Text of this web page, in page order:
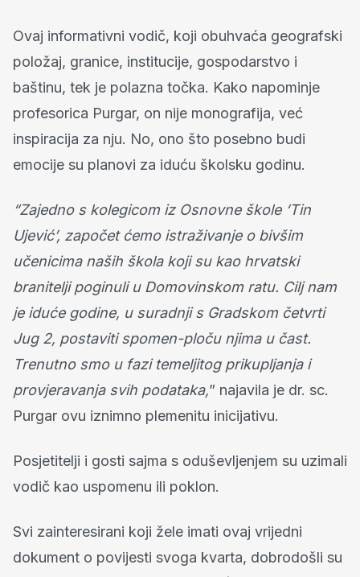
Ovaj informativni vodič, koji obuhvaća geografski
položaj, granice, institucije, gospodarstvo i
baštinu, tek je polazna točka. Kako napominje
profesorica Purgar, on nije monografija, već
inspiracija za nju. No, ono što posebno budi
emocije su planovi za iduću školsku godinu.
“Zajedno s kolegicom iz Osnovne škole ‘Tin
Ujević’, započet ćemo istraživanje o bivšim
učenicima naših škola koji su kao hrvatski
branitelji poginuli u Domovinskom ratu. Cilj nam
je iduće godine, u suradnji s Gradskom četvrti
Jug 2, postaviti spomen-ploču njima u čast.
Trenutno smo u fazi temeljitog prikupljanja i
provjeravanja svih podataka,” najavila je dr. sc.
Purgar ovu iznimno plemenitu inicijativu.
Posjetitelji i gosti sajma s oduševljenjem su uzimali
vodič kao uspomenu ili poklon.
Svi zainteresirani koji žele imati ovaj vrijedni
dokument o povijesti svoga kvarta, dobrodošli su